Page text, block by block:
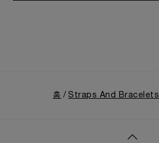
홈 Straps And Bracelets